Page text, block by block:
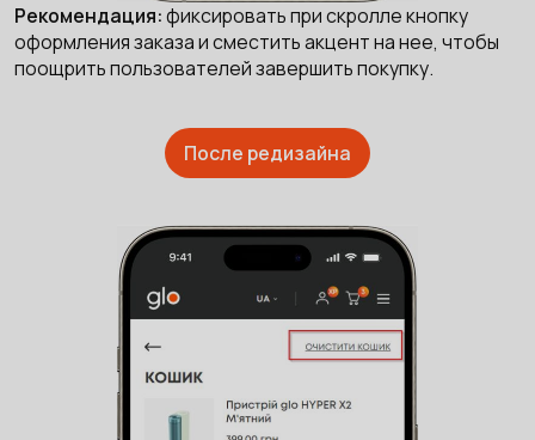
Рекомендация:фиксировать при скролле кнопку
оформления заказа и сместить акцент на нее, чтобы
поощрить пользователей завершить покупку.
После редизайна